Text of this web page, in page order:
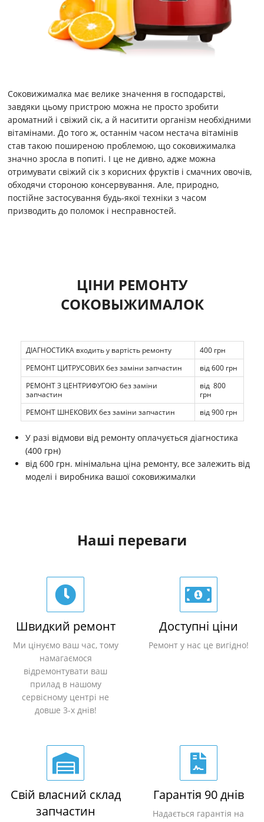
Соковижималка має велике значення в господарстві,
завдяки цьому пристрою можна не просто зробити
ароматний і свіжий сік, а й наситити організм необхідними
вітамінами. До того ж, останнім часом нестача вітамінів
став такою поширеною проблемою, що соковижималка
значно зросла в попиті. І це не дивно, адже можна
отримувати свіжий сік з корисних фруктів і смачних овочів,
обходячи стороною консервування. Але, природно,
постійне застосування будь-якої техніки з часом
призводить до поломок і несправностей.
ЦІНИ РЕМОНТУ
СОКОВЫЖИМАЛОК
ДІАГНОСТИКА входить у вартість ремонту
400 грн
РЕМОНТ ЦИТРУСОВИХ без заміни запчастин
від 600 грн
РЕМОНТ З ЦЕНТРИФУГОЮ без заміни
запчастин
від 800
грн
РЕМОНТ ШНЕКОВИХ без заміни запчастин
від 900 грн
У разі відмови від ремонту оплачується діагностика
(400 грн)
від 600 грн. мінімальна ціна ремонту, все залежить від
моделі і виробника вашої соковижималки
Наші переваги
Швидкий ремонт
Ми цінуємо ваш час, тому
намагаємося
відремонтувати ваш
прилад в нашому
сервісному центрі не
довше 3-х днів!
Доступні ціни
Ремонт у нас це вигідно!
Свій власний склад
запчастин
Гарантія 90 днів
Надається гарантія на